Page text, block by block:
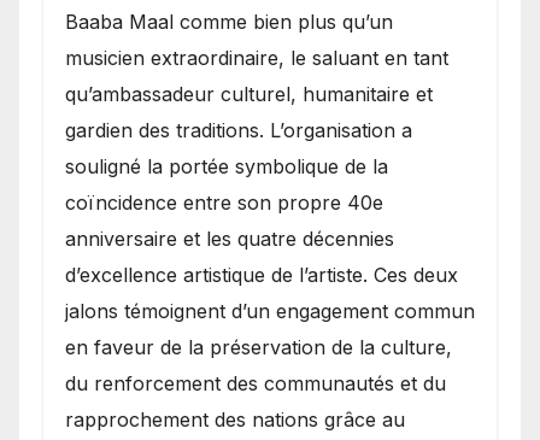
Baaba Maal comme bien plus qu’un
musicien extraordinaire, le saluant en tant
qu’ambassadeur culturel, humanitaire et
gardien des traditions. L’organisation a
souligné la portée symbolique de la
coïncidence entre son propre 40e
anniversaire et les quatre décennies
d’excellence artistique de l’artiste. Ces deux
jalons témoignent d’un engagement commun
en faveur de la préservation de la culture,
du renforcement des communautés et du
rapprochement des nations grâce au